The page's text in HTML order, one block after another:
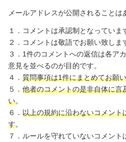
メールアドレスが公開されることは
１．コメントは承認制となっていま
２．コメントは敬語でお願い致しま
３．1件のコメントへの返信は各ア
意見を並べるのが目的です。
４． 質問事項は1件にまとめてお願
５． 他者のコメントの是非自体に言
い。
６． 以上の規約に沿わないコメント
す。
７．ルールを守れていないコメント